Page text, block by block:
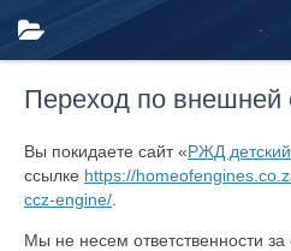
Переход по внешней
Вы покидаете сайт «РЖД
ссылке https://
ccz-engine/
Мы не несем ответственности